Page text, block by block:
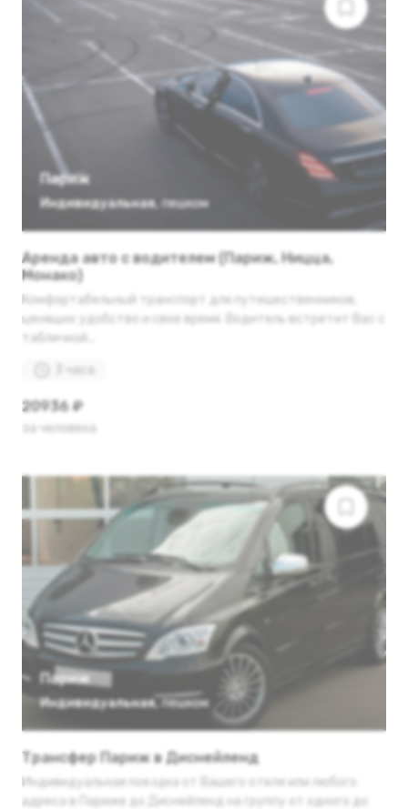
Париж
Индивидуальная, пешком
Аренда авто с водителем (Париж, Ницца,
Монако)
Комфортабельный транспорт для путешественников,
ценящих удобство и свое время. Водитель встретит Вас с
табличкой...
3 часа
20936 ₽
за человека
Париж
Индивидуальная, пешком
Трансфер Париж в Диснейленд
Индивидуальная поездка от Вашего отеля или любого
адреса в Париже до Диснейленд на группу от одного до